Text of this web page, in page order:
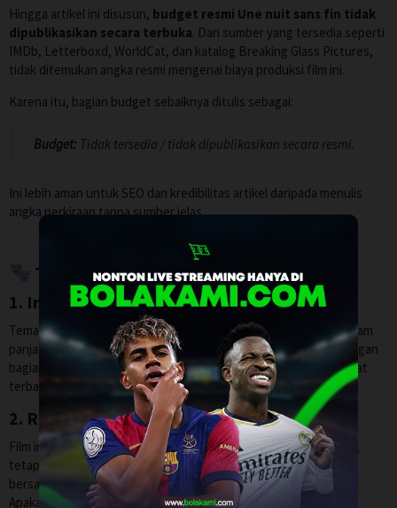
Hingga artikel ini disusun, budget resmi Une nuit sans fin tidak
dipublikasikan secara terbuka. Dari sumber yang tersedia seperti
IMDb, Letterboxd, WorldCat, dan katalog Breaking Glass Pictures,
tidak ditemukan angka resmi mengenai biaya produksi film ini.
Karena itu, bagian budget sebaiknya ditulis sebagai:
Budget: Tidak tersedia / tidak dipublikasikan secara resmi.
Ini lebih aman untuk SEO dan kredibilitas artikel daripada menulis
angka perkiraan tanpa sumber jelas.
Tema Utama Film
1. Ingatan yang Hilang
Tema terbesar film ini adalah hilangnya memori setelah satu malam
panjang. Lucie tidak hanya kehilangan detail kecil, tetapi kehilangan
bagian penting dari kejadian yang bisa menjelaskan posisinya saat
terbangun.
2. Rasa Cemas dan Ketidakpastian
Film ini membangun ketegangan bukan lewat adegan aksi besar,
tetapi melalui rasa tidak nyaman. Penonton ikut bertanya-tanya
bersama Lucie: apakah ia aman? Apakah ia melakukan sesuatu?
Apakah ada orang lain yang menyembunyikan fakta?